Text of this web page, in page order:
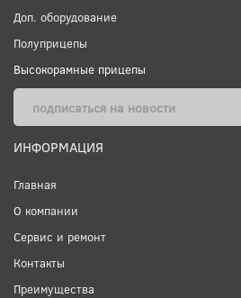
Доп. оборудование
Полуприцепы
Высокорамные прицепы
ИНФОРМАЦИЯ
Главная
О компании
Сервис и ремонт
Контакты
Преимущества